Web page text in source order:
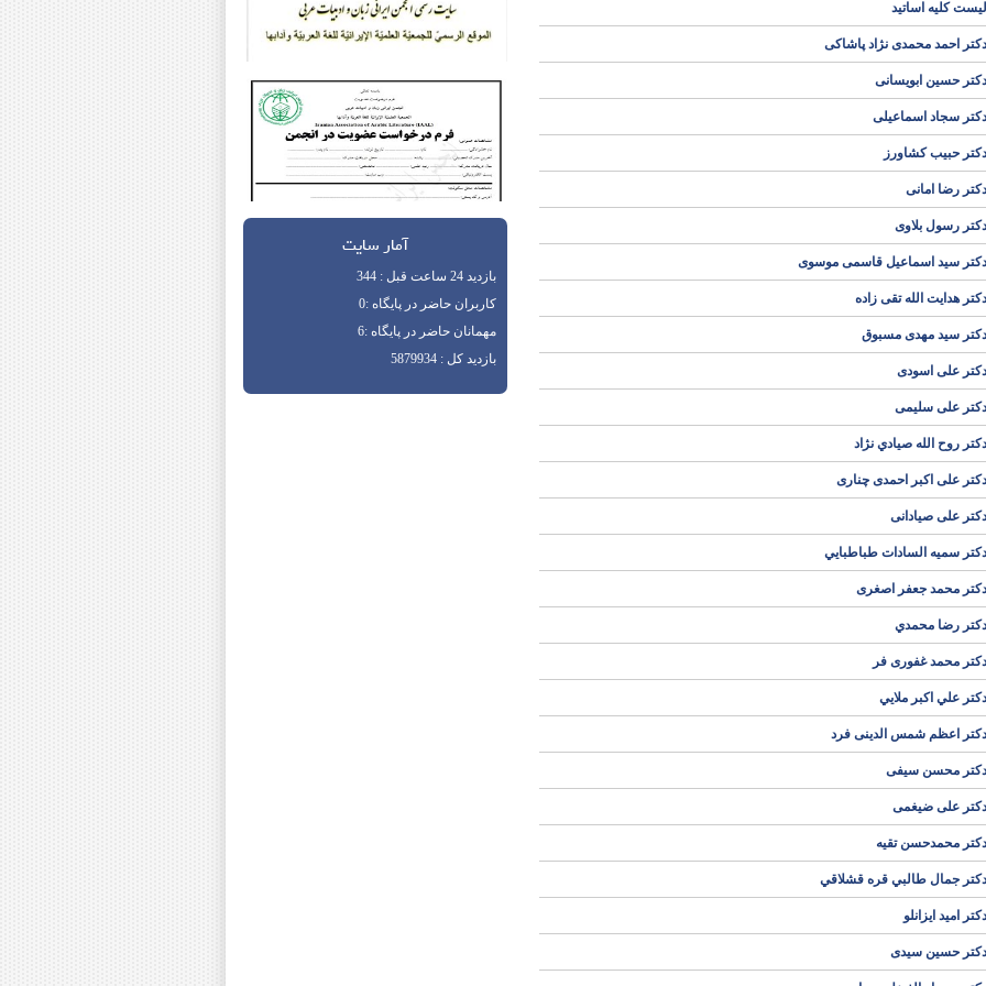
لیست کلیه اساتید
دکتر احمد محمدی نژاد پاشاکی
دکتر حسین ابویسانی
دکتر سجاد اسماعیلی
دکتر حبیب کشاورز
دکتر رضا امانی
دکتر رسول بلاوی
دکتر سید اسماعیل قاسمی موسوی
دکتر هدایت الله تقی زاده
دکتر سید مهدی مسبوق
دکتر علی اسودی
دکتر علی سلیمی
دکتر روح الله صيادي نژاد
دکتر علی اکبر احمدی چناری
دکتر علی صیادانی
دكتر سميه السادات طباطبايي
دکتر محمد جعفر اصغری
دكتر رضا محمدي
دکتر محمد غفوری فر
دكتر علي اكبر ملايي
دکتر اعظم شمس الدینی فرد
دکتر محسن سیفی
دکتر علی ضیغمی
دکتر محمدحسن تقیه
دکتر جمال طالبي قره قشلاقي
دکتر امید ایزانلو
دکتر حسین سیدی
آمار سایت
بازدید 24 ساعت قبل : 344
کاربران حاضر در پایگاه :0
مهمانان حاضر در پایگاه :6
بازدید کل : 5879934